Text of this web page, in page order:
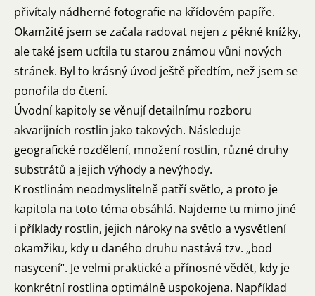
přivítaly nádherné fotografie na křídovém papíře.
Okamžitě jsem se začala radovat nejen z pěkné knížky,
ale také jsem ucítila tu starou známou vůni nových
stránek. Byl to krásný úvod ještě předtím, než jsem se
ponořila do čtení.
Úvodní kapitoly se věnují detailnímu rozboru
akvarijních rostlin jako takových. Následuje
geografické rozdělení, množení rostlin, různé druhy
substrátů a jejich výhody a nevýhody.
K rostlinám neodmyslitelně patří světlo, a proto je
kapitola na toto téma obsáhlá. Najdeme tu mimo jiné
i příklady rostlin, jejich nároky na světlo a vysvětlení
okamžiku, kdy u daného druhu nastává tzv. „bod
nasycení“. Je velmi praktické a přínosné vědět, kdy je
konkrétní rostlina optimálně uspokojena. Například